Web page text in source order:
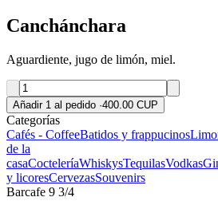
Canchánchara
Aguardiente, jugo de limón, miel.
Añadir 1 al pedido ·400.00 CUP
Categorías
Cafés - CoffeeBatidos y frappucinos
de la
casaCocteleríaWhiskysTequilasVodkas
y licoresCervezasSouvenirs
Barcafe 9 3/4